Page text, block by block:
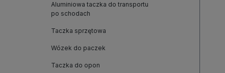
Aluminiowa taczka do transportu
po schodach
Taczka sprzętowa
Wózek do paczek
Taczka do opon